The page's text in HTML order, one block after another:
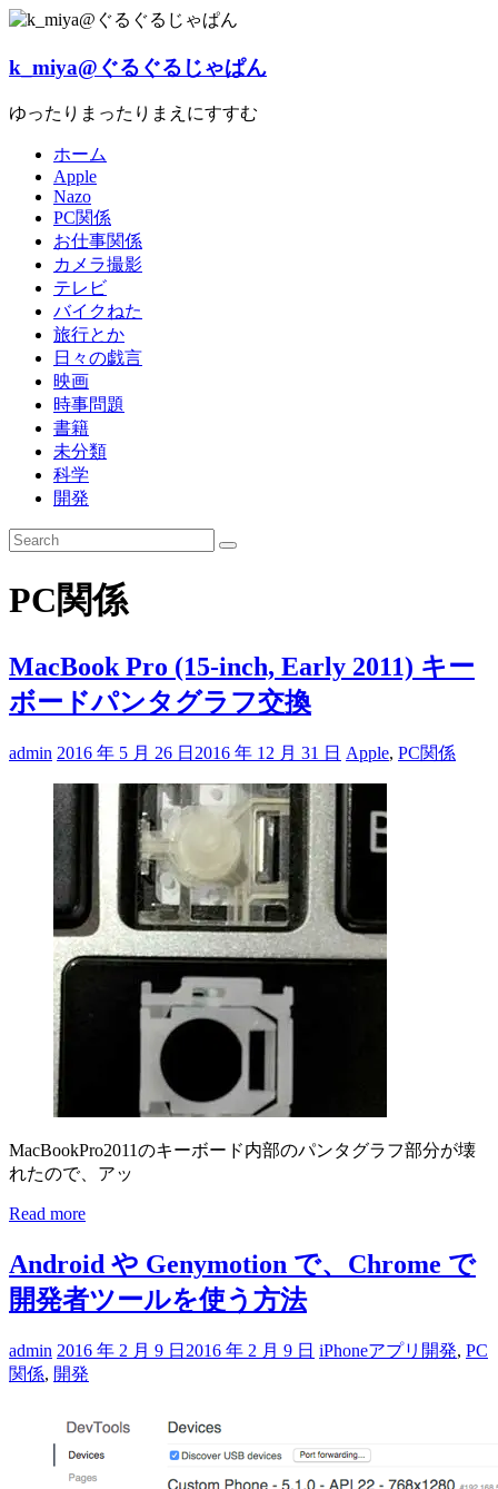
Skip
content
k_miya@ぐるぐるじゃぱん
ゆったりまったりまえにすすむ
ホーム
Apple
Nazo
PC関係
お仕事関係
カメラ撮影
テレビ
バイクねた
旅行とか
日々の戯言
映画
時事問題
書籍
未分類
科学
開発
PC関係
MacBook Pro (15-inch, Early 2011) キー
ボードパンタグラフ交換
admin 2016 年 5 月 26 日 2016 年 12 月 31 日 Apple, PC関係
MacBookPro2011のキーボード内部のパンタグラフ部分が壊
れたので、アッ
Read more
Android や Genymotion で、Chrome で
開発者ツールを使う方法
admin 2016 年 2 月 9 日 2016 年 2 月 9 日 iPhoneアプリ開発, PC
関係, 開発